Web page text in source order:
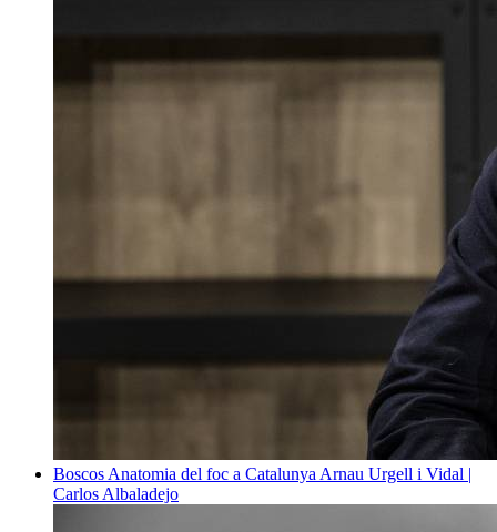
Boscos Anatomia del foc a Catalunya Arnau Urgell i Vidal |
Carlos Albaladejo